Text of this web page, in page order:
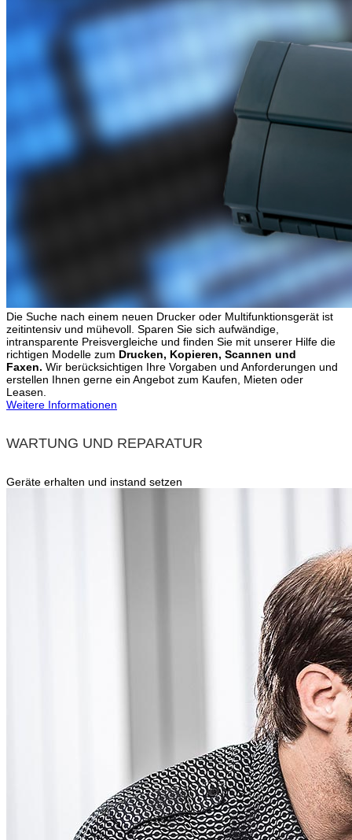
Die Suche nach einem neuen Drucker oder Multifunktionsgerät ist
zeitintensiv und mühevoll. Sparen Sie sich aufwändige,
intransparente Preisvergleiche und finden Sie mit unserer Hilfe die
richtigen Modelle zum Drucken, Kopieren, Scannen und
Faxen. Wir berücksichtigen Ihre Vorgaben und Anforderungen und
erstellen Ihnen gerne ein Angebot zum Kaufen, Mieten oder
Leasen.
Weitere Informationen
WARTUNG UND REPARATUR
Geräte erhalten und instand setzen